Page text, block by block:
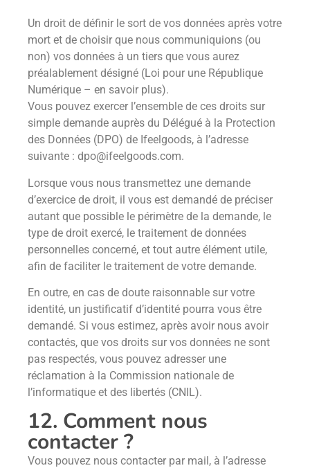
Un droit de définir le sort de vos données après votre
mort et de choisir que nous communiquions (ou
non) vos données à un tiers que vous aurez
préalablement désigné (Loi pour une République
Numérique – en savoir plus).
Vous pouvez exercer l’ensemble de ces droits sur
simple demande auprès du Délégué à la Protection
des Données (DPO) de Ifeelgoods, à l’adresse
suivante : dpo@ifeelgoods.com.
Lorsque vous nous transmettez une demande
d’exercice de droit, il vous est demandé de préciser
autant que possible le périmètre de la demande, le
type de droit exercé, le traitement de données
personnelles concerné, et tout autre élément utile,
afin de faciliter le traitement de votre demande.
En outre, en cas de doute raisonnable sur votre
identité, un justificatif d’identité pourra vous être
demandé. Si vous estimez, après avoir nous avoir
contactés, que vos droits sur vos données ne sont
pas respectés, vous pouvez adresser une
réclamation à la Commission nationale de
l’informatique et des libertés (CNIL).
12. Comment nous
contacter ?
Vous pouvez nous contacter par mail, à l’adresse